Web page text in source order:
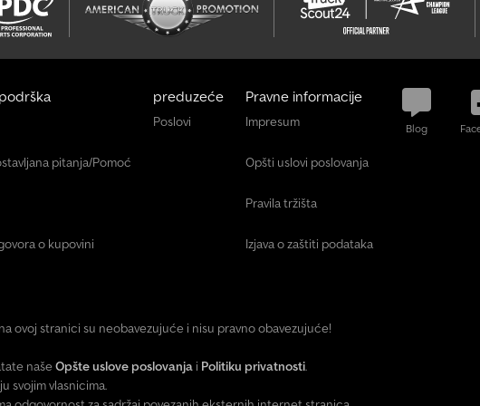
a
r
a
pitanja/Pomoć
o kupovini
preduzeće
Poslovi
Pravne informacije
Impresum
Opšti uslovi poslovanja
Pravila tržišta
Izjava o zaštiti podataka
Blog
ovoj stranici su neobavezujuće i nisu pravno obavezujuće!
naše Opšte uslove poslovanja i Politiku privatnosti.
svojim vlasnicima.